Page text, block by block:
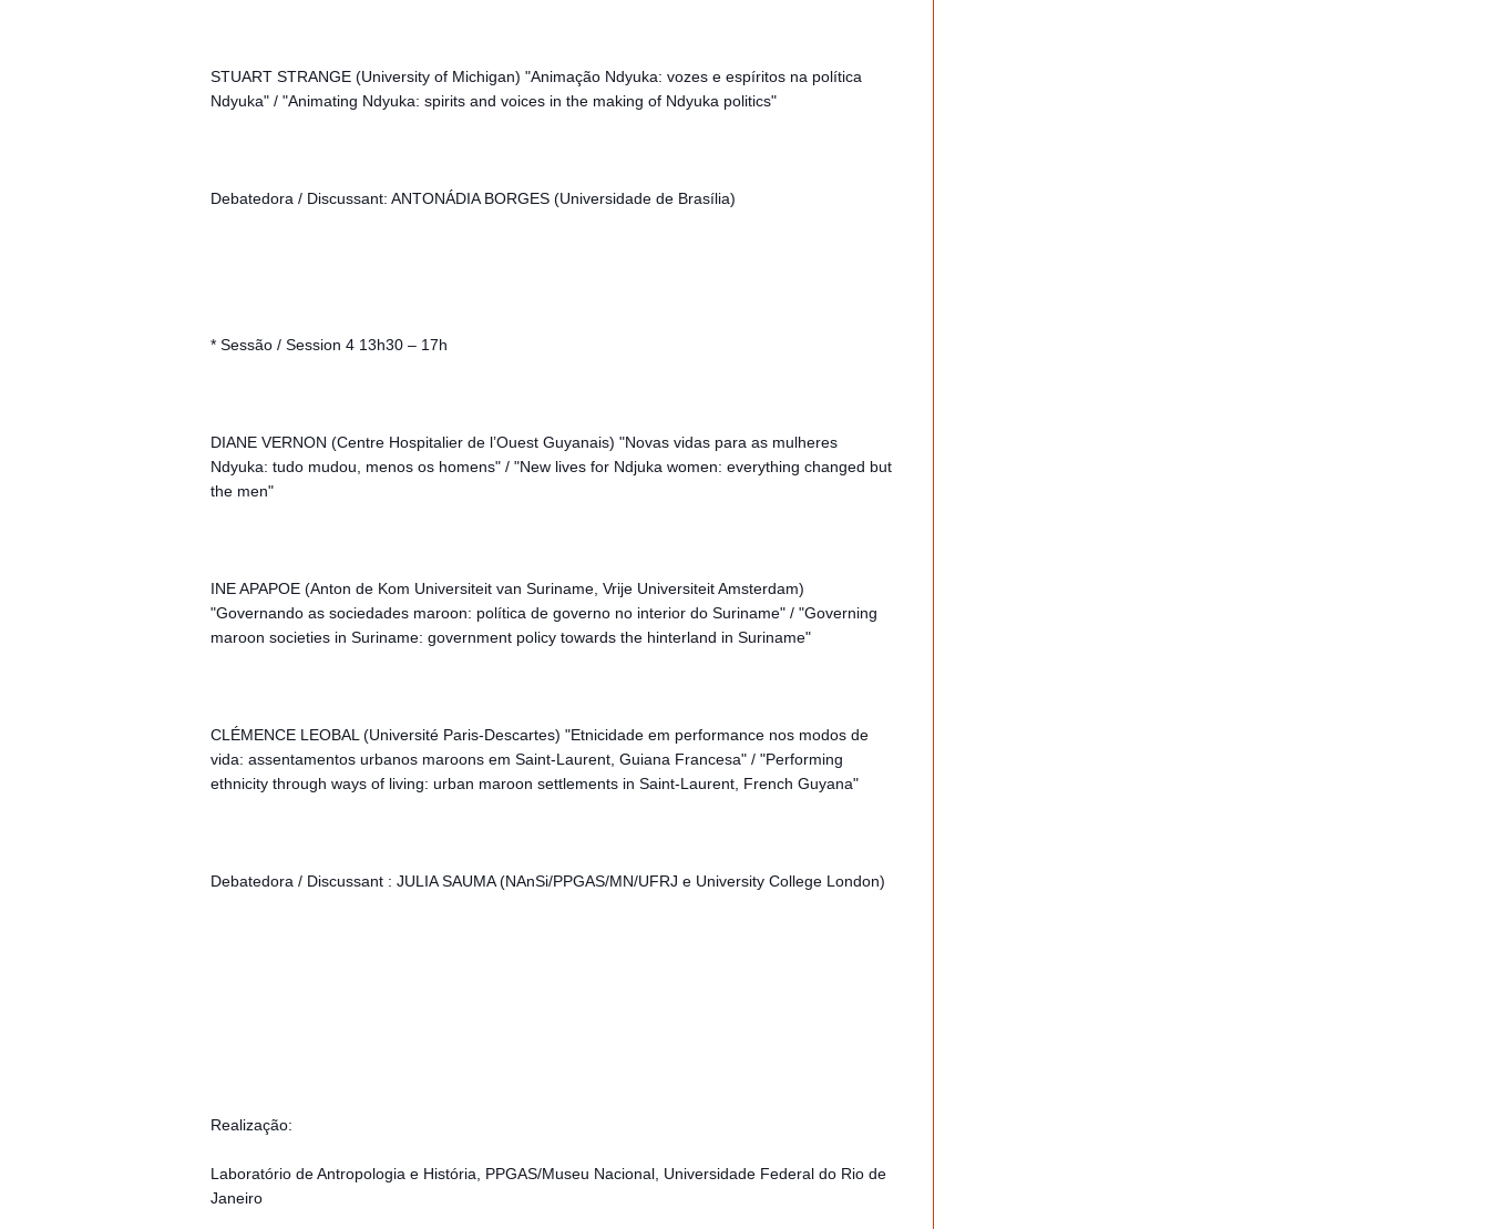
STUART STRANGE (University of Michigan) "Animação Ndyuka: vozes e espíritos na política
Ndyuka" / "Animating Ndyuka: spirits and voices in the making of Ndyuka politics"
Debatedora / Discussant: ANTONÁDIA BORGES (Universidade de Brasília)
* Sessão / Session 4 13h30 – 17h
DIANE VERNON (Centre Hospitalier de l’Ouest Guyanais) "Novas vidas para as mulheres
Ndyuka: tudo mudou, menos os homens" / "New lives for Ndjuka women: everything changed but
the men"
INE APAPOE (Anton de Kom Universiteit van Suriname, Vrije Universiteit Amsterdam)
"Governando as sociedades maroon: política de governo no interior do Suriname" / "Governing
maroon societies in Suriname: government policy towards the hinterland in Suriname"
CLÉMENCE LEOBAL (Université Paris-Descartes) "Etnicidade em performance nos modos de
vida: assentamentos urbanos maroons em Saint-Laurent, Guiana Francesa" / "Performing
ethnicity through ways of living: urban maroon settlements in Saint-Laurent, French Guyana"
Debatedora / Discussant : JULIA SAUMA (NAnSi/PPGAS/MN/UFRJ e University College London)
Realização:
Laboratório de Antropologia e História, PPGAS/Museu Nacional, Universidade Federal do Rio de
Janeiro